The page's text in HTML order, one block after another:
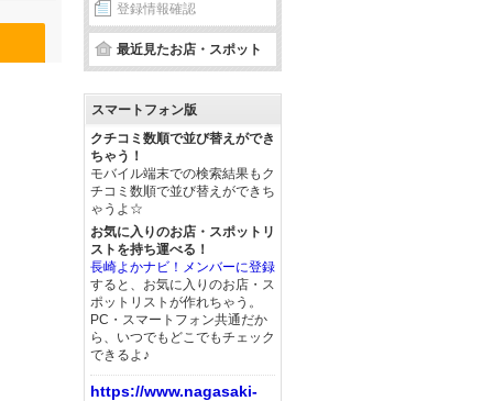
登録情報確認
最近見たお店・スポット
スマートフォン版
クチコミ数順で並び替えができ
ちゃう！
モバイル端末での検索結果もク
チコミ数順で並び替えができち
ゃうよ☆
お気に入りのお店・スポットリ
ストを持ち運べる！
長崎よかナビ！メンバーに登録
すると、お気に入りのお店・ス
ポットリストが作れちゃう。
PC・スマートフォン共通だか
ら、いつでもどこでもチェック
できるよ♪
https://www.nagasaki-